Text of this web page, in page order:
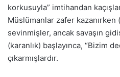
korkusuyla” imtihandan
Müslümanlar zafer kazanırken
sevinmişler, ancak savaşın
(karanlık) başlayınca, “Bizim
çıkarmışlardır.